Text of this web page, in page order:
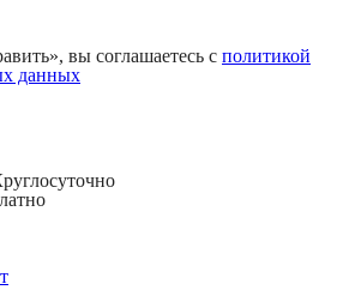
вы соглашаетесь с политикой
данных